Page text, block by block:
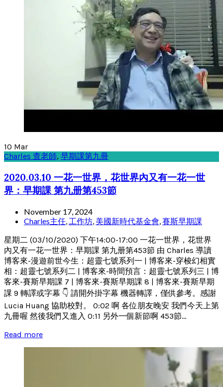
10 Mar
Charles 查老師, 早期課第九冊
2020.03.10 一花一世界，花世界內又有一花一世
界：早期課 第九册第453節
November 17, 2024
Charles主任 工作坊 美國新時代基金會 賽斯早期課
星期二 (03/10/2020) 下午14:00-17:00 一花一世界，花世界
內又有一花一世界：早期課 第九册第453節 由 Charles 導讀
博客來-漫遊前世今生：超靈七號系列一 | 博客來-穿梭幻相實
相：超靈七號系列二 | 博客來-時間預言：超靈七號系列三 | 博
客來-賽斯早期課 7 | 博客來-賽斯早期課 8 | 博客來-賽斯早期
課 9 轉譯或字幕 👇 請開外掛字幕 機器轉譯，僅供參考。感謝
Lucia Huang 協助校對。 0:02 啊 各位朋友晚安 我們今天上第
九冊喔 然後我們又進入 0:11 另外一個新節啊 453節...
Read more